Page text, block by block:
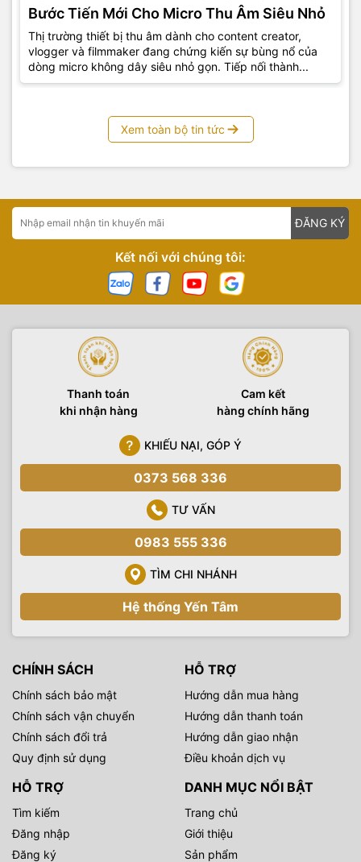
Bước Tiến Mới Cho Micro Thu Âm Siêu Nhỏ
Thị trường thiết bị thu âm dành cho content creator,
vlogger và filmmaker đang chứng kiến sự bùng nổ của
dòng micro không dây siêu nhỏ gọn. Tiếp nối thành...
Xem toàn bộ tin tức
ĐĂNG KÝ
Kết nối với chúng tôi:
Thanh toán
khi nhận hàng
Cam kết
hàng chính hãng
KHIẾU NẠI, GÓP Ý
0373 568 336
TƯ VẤN
0983 555 336
TÌM CHI NHÁNH
Hệ thống Yến Tâm
CHÍNH SÁCH
Chính sách bảo mật
Chính sách vận chuyển
Chính sách đổi trả
Quy định sử dụng
HỖ TRỢ
Hướng dẫn mua hàng
Hướng dẫn thanh toán
Hướng dẫn giao nhận
Điều khoản dịch vụ
HỖ TRỢ
Tìm kiếm
Đăng nhập
Đăng ký
DANH MỤC NỔI BẬT
Trang chủ
Giới thiệu
Sản phẩm